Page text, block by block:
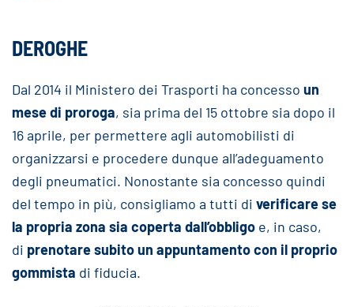
DEROGHE
Dal 2014 il Ministero dei Trasporti ha concesso un
mese di proroga, sia prima del 15 ottobre sia dopo il
16 aprile, per permettere agli automobilisti di
organizzarsi e procedere dunque all’adeguamento
degli pneumatici. Nonostante sia concesso quindi
del tempo in più, consigliamo a tutti di verificare se
la propria zona sia coperta dall’obbligo e, in caso,
di prenotare subito un appuntamento con il proprio
gommista di fiducia.